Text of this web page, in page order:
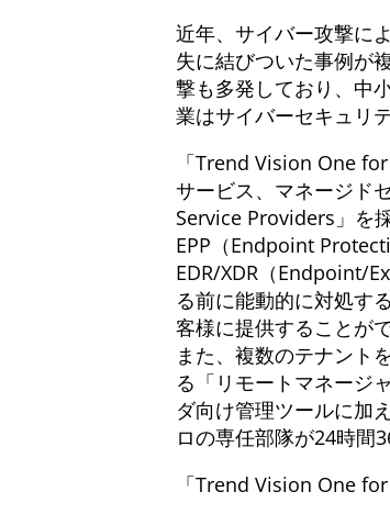
近年、サイバー攻撃に
失に結びついた事例が
撃も多発しており、中
業はサイバーセキュリ
「Trend Vision One
サービス、マネージド
Service Providers」を
EPP（Endpoint
EDR/XDR（Endpoint/
る前に能動的に対処す
客様に提供することがで
また、複数のテナント
る「リモートマネージ
ダ向け管理ツールに加
ロの専任部隊が24時間
「Trend Vision One